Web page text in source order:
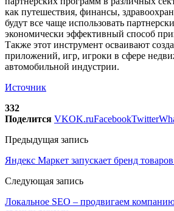
как путешествия, финансы,
будут все чаще использовать
экономически эффективный способ
Также этот инструмент осваивают
приложений, игр, игроки в сфере
автомобильной индустрии.
Источник
332
Поделится VKOK.ruFacebookTwitter
Предыдущая запись
Яндекс Маркет запускает бренд
Следующая запись
Локальное SEO – продвигаем